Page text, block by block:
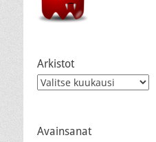
Arkistot
Arkistot
Avainsanat